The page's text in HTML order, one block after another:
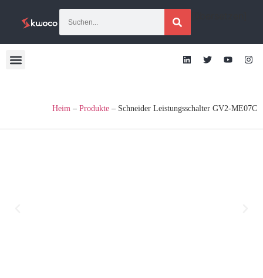
Heim – Produkte – Schneider Leistungsschalter GV2-ME07C